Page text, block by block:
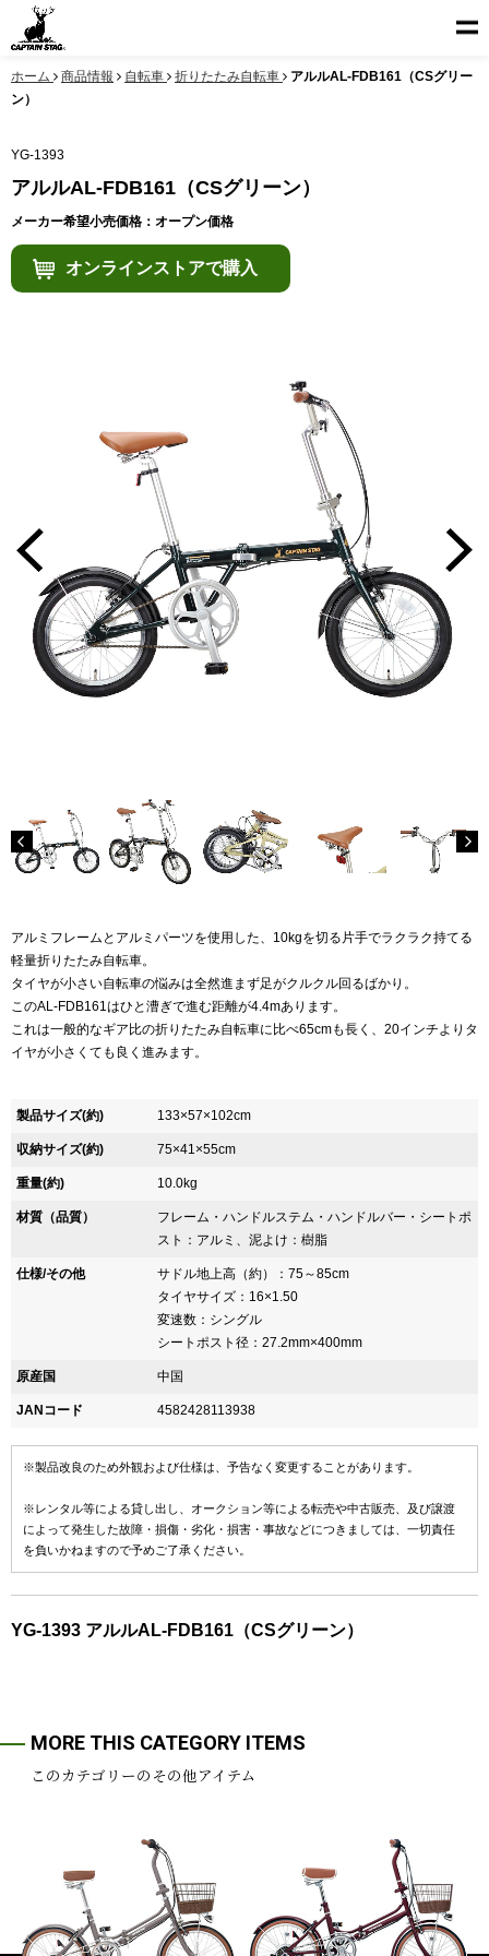
ホーム 商品情報 自転車 折りたたみ自転車
アルルAL-FDB161（CSグリー
ン）
YG-1393
アルルAL-FDB161（CSグリーン）
メーカー希望小売価格：オープン価格
オンラインストアで購入
アルミフレームとアルミパーツを使用した、10kgを切る片手でラクラク持てる
軽量折りたたみ自転車。
タイヤが小さい自転車の悩みは全然進まず足がクルクル回るばかり。
このAL-FDB161はひと漕ぎで進む距離が4.4mあります。
これは一般的なギア比の折りたたみ自転車に比べ65cmも長く、20インチよりタ
イヤが小さくても良く進みます。
製品サイズ(約) 133×57×102cm
収納サイズ(約) 75×41×55cm
重量(約) 10.0kg
材質（品質）
フレーム・ハンドルステム・ハンドルバー・シートポ
スト：アルミ、泥よけ：樹脂
仕様/その他
サドル地上高（約）：75～85cm
タイヤサイズ：16×1.50
変速数：シングル
シートポスト径：27.2mm×400mm
原産国 中国
JANコード 4582428113938
※製品改良のため外観および仕様は、予告なく変更することがあります。
※レンタル等による貸し出し、オークション等による転売や中古販売、及び譲渡
によって発生した故障・損傷・劣化・損害・事故などにつきましては、一切責任
を負いかねますので予めご了承ください。
YG-1393 アルルAL-FDB161（CSグリーン）
MORE THIS CATEGORY ITEMS
このカテゴリーのその他アイテム